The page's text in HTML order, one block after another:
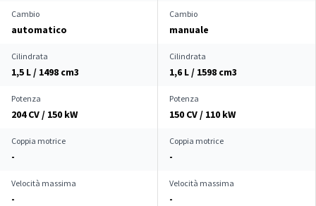
Cambio
automatico
Cambio
manuale
Cilindrata
1,5 L / 1498 cm3
Cilindrata
1,6 L / 1598 cm3
Potenza
204 CV / 150 kW
Potenza
150 CV / 110 kW
Coppia motrice
-
Coppia motrice
-
Velocità massima
-
Velocità massima
-